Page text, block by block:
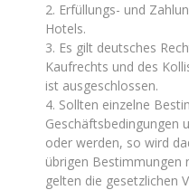
2. Erfüllungs- und
Hotels.
3. Es gilt deutsches
Kaufrechts und des
ist ausgeschlossen.
4. Sollten einzelne
Geschäftsbedingungen
oder werden, so wird
übrigen Bestimmungen
gelten die gesetzlichen